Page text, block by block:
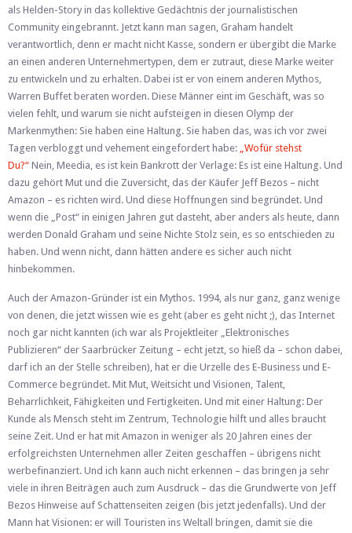
als Helden-Story in das kollektive Gedächtnis der journalistischen
Community eingebrannt. Jetzt kann man sagen, Graham handelt
verantwortlich, denn er macht nicht Kasse, sondern er übergibt die Marke
an einen anderen Unternehmertypen, dem er zutraut, diese Marke weiter
zu entwickeln und zu erhalten. Dabei ist er von einem anderen Mythos,
Warren Buffet beraten worden. Diese Männer eint im Geschäft, was so
vielen fehlt, und warum sie nicht aufsteigen in diesen Olymp der
Markenmythen: Sie haben eine Haltung. Sie haben das, was ich vor zwei
Tagen verbloggt und vehement eingefordert habe: „Wofür stehst
Du?“ Nein, Meedia, es ist kein Bankrott der Verlage: Es ist eine Haltung. Und
dazu gehört Mut und die Zuversicht, das der Käufer Jeff Bezos – nicht
Amazon – es richten wird. Und diese Hoffnungen sind begründet. Und
wenn die „Post“ in einigen Jahren gut dasteht, aber anders als heute, dann
werden Donald Graham und seine Nichte Stolz sein, es so entschieden zu
haben. Und wenn nicht, dann hätten andere es sicher auch nicht
hinbekommen.
Auch der Amazon-Gründer ist ein Mythos. 1994, als nur ganz, ganz wenige
von denen, die jetzt wissen wie es geht (aber es geht nicht ;), das Internet
noch gar nicht kannten (ich war als Projektleiter „Elektronisches
Publizieren“ der Saarbrücker Zeitung – echt jetzt, so hieß da – schon dabei,
darf ich an der Stelle schreiben), hat er die Urzelle des E-Business und E-
Commerce begründet. Mit Mut, Weitsicht und Visionen, Talent,
Beharrlichkeit, Fähigkeiten und Fertigkeiten. Und mit einer Haltung: Der
Kunde als Mensch steht im Zentrum, Technologie hilft und alles braucht
seine Zeit. Und er hat mit Amazon in weniger als 20 Jahren eines der
erfolgreichsten Unternehmen aller Zeiten geschaffen – übrigens nicht
werbefinanziert. Und ich kann auch nicht erkennen – das bringen ja sehr
viele in ihren Beiträgen auch zum Ausdruck – das die Grundwerte von Jeff
Bezos Hinweise auf Schattenseiten zeigen (bis jetzt jedenfalls). Und der
Mann hat Visionen: er will Touristen ins Weltall bringen, damit sie die